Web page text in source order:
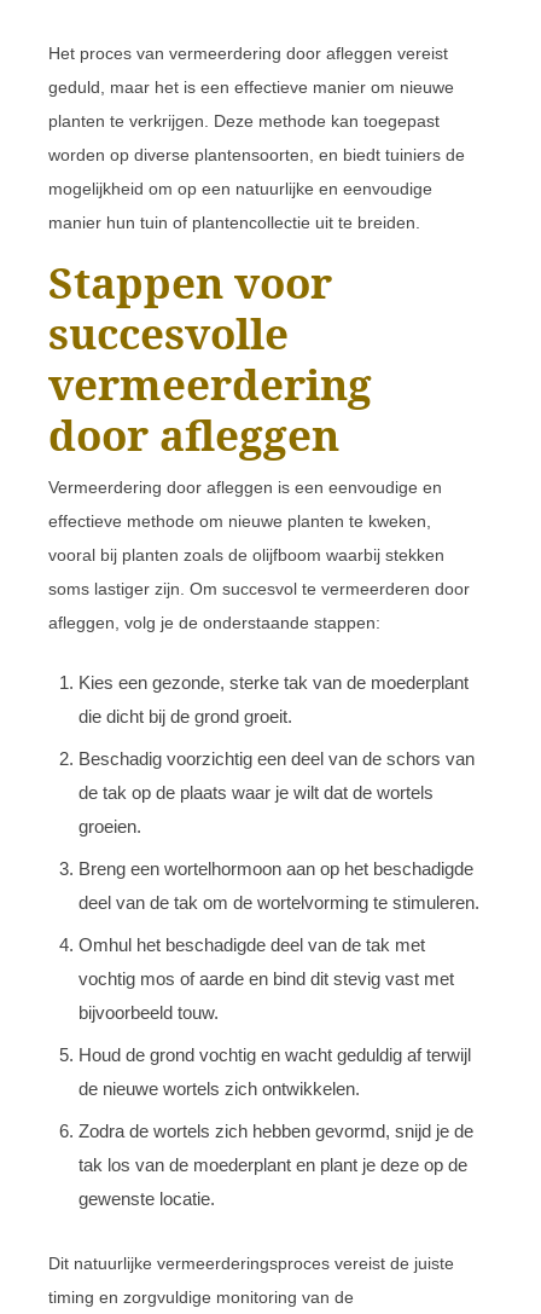
Het proces van vermeerdering door afleggen vereist
geduld, maar het is een effectieve manier om nieuwe
planten te verkrijgen. Deze methode kan toegepast
worden op diverse plantensoorten, en biedt tuiniers de
mogelijkheid om op een natuurlijke en eenvoudige
manier hun tuin of plantencollectie uit te breiden.
Stappen voor
succesvolle
vermeerdering
door afleggen
Vermeerdering door afleggen is een eenvoudige en
effectieve methode om nieuwe planten te kweken,
vooral bij planten zoals de olijfboom waarbij stekken
soms lastiger zijn. Om succesvol te vermeerderen door
afleggen, volg je de onderstaande stappen:
Kies een gezonde, sterke tak van de moederplant
die dicht bij de grond groeit.
Beschadig voorzichtig een deel van de schors van
de tak op de plaats waar je wilt dat de wortels
groeien.
Breng een wortelhormoon aan op het beschadigde
deel van de tak om de wortelvorming te stimuleren.
Omhul het beschadigde deel van de tak met
vochtig mos of aarde en bind dit stevig vast met
bijvoorbeeld touw.
Houd de grond vochtig en wacht geduldig af terwijl
de nieuwe wortels zich ontwikkelen.
Zodra de wortels zich hebben gevormd, snijd je de
tak los van de moederplant en plant je deze op de
gewenste locatie.
Dit natuurlijke vermeerderingsproces vereist de juiste
timing en zorgvuldige monitoring van de